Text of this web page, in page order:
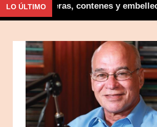
LO ÚLTIMOaceras, contenes y